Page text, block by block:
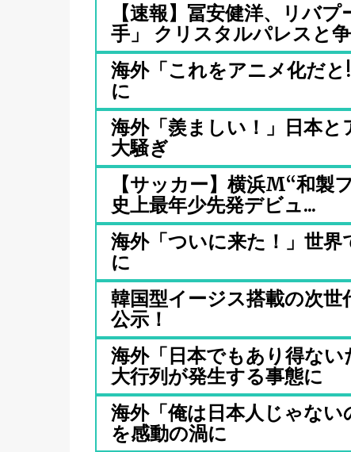
【速報】冨安健洋、リバ
手」 クリスタルパレスと
海外「これをアニメ化だ
に
海外「羨ましい！」日本
大騒ぎ
【サッカー】横浜M“和
史上最年少先発デビュ...
海外「ついに来た！」世
に
韓国型イージス搭載の次
公示！
海外「日本でもあり得な
大行列が発生する事態に
海外「俺は日本人じゃな
を感動の渦に